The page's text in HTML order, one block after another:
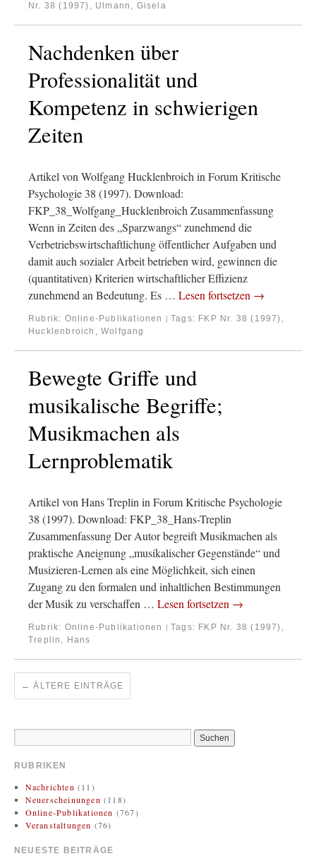
Nr. 38 (1997) , Ulmann, Gisela
Nachdenken über
Professionalität und
Kompetenz in schwierigen
Zeiten
Artikel von Wolfgang Hucklenbroich in Forum Kritische
Psychologie 38 (1997). Download:
FKP_38_Wolfgang_Hucklenbroich Zusammenfassung
Wenn in Zeiten des „Sparzwangs“ zunehmend die
Verbetriebswirtschaftlichung öffentlicher Aufgaben und
damit auch sozialer Arbeit betrieben wird, gewinnen die
(quantitativen) Kriterien wirtschaftlicher Effizienz
zunehmend an Bedeutung. Es … Lesen fortsetzen →
Rubrik: Online-Publikationen | Tags: FKP Nr. 38 (1997) ,
Hucklenbroich, Wolfgang
Bewegte Griffe und
musikalische Begriffe;
Musikmachen als
Lernproblematik
Artikel von Hans Treplin in Forum Kritische Psychologie
38 (1997). Download: FKP_38_Hans-Treplin
Zusammenfassung Der Autor begreift Musikmachen als
praktische Aneignung „musikalischer Gegenstände“ und
Musizieren-Lernen als eine Möglichkeit, sich einen
Zugang zu den formalen und inhaltlichen Bestimmungen
der Musik zu verschaffen … Lesen fortsetzen →
Rubrik: Online-Publikationen | Tags: FKP Nr. 38 (1997) ,
Treplin, Hans
← ÄLTERE EINTRÄGE
RUBRIKEN
Nachrichten (11)
Neuerscheinungen (118)
Online-Publikationen (767)
Veranstaltungen (76)
NEUESTE BEITRÄGE